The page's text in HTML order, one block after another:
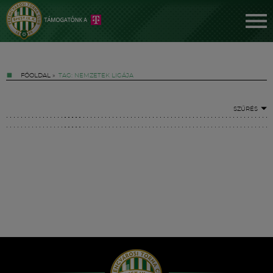
FŐOLDAL » TAG: NEMZETEK LIGÁJA
SZŰRÉS
Hírek